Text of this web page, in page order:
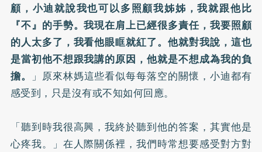
顧，小迪就說我也可以多照顧我姊姊，我就跟他比
『不』的手勢。我現在肩上已經很多責任，我要照顧
的人太多了，我看他眼眶就紅了。他就對我說，這也
是當初他不想跟我講的原因，他就是不想成為我的負
擔。
」原來林媽這些看似每每落空的關懷，小迪都有
感受到，只是沒有或不知如何回應。
「聽到時我很高興，我終於聽到他的答案，其實他是
心疼我。」在人際關係裡，我們時常想要感受對方對